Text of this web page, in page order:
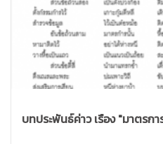
บทประพันธ์ค่าว เรื่อง "มาตรก